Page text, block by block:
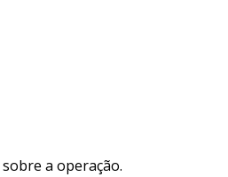
a operação.